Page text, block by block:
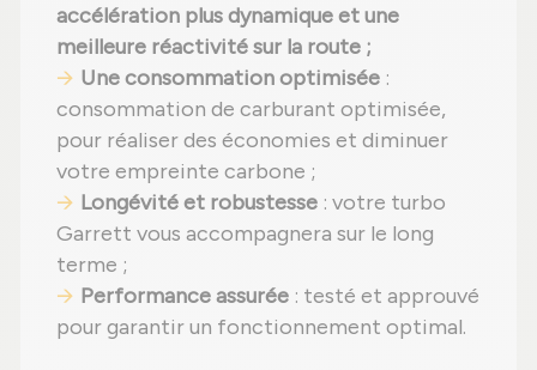
accélération plus dynamique et une
meilleure réactivité sur la route ;
Une consommation optimisée :
consommation de carburant optimisée,
pour réaliser des économies et diminuer
votre empreinte carbone ;
Longévité et robustesse : votre turbo
Garrett vous accompagnera sur le long
terme ;
Performance assurée : testé et approuvé
pour garantir un fonctionnement optimal.